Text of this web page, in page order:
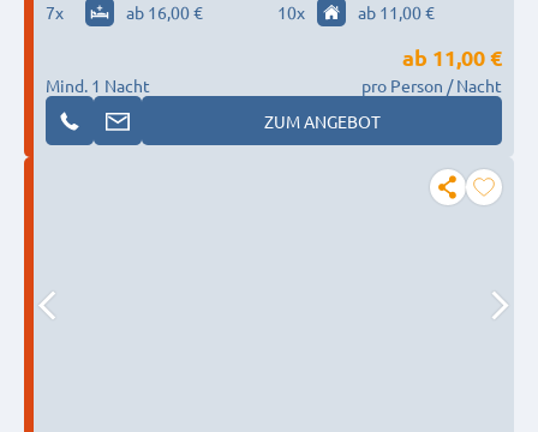
7x ab 16,00 € 10x ab 11,00 €
Mind. 1 Nacht
ab 11,00 €
pro Person / Nacht
ZUM ANGEBOT